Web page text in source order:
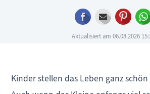
Facebook
E-mail
Aktualisiert am 06.08.2026
Kinder stellen das Leben ganz